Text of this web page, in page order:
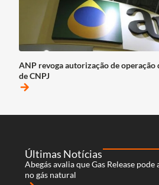
ANP revoga autorização de operação
de CNPJ
arrow_forward
Últimas Notícias
Abegás avalia que Gas Release
no gás natural